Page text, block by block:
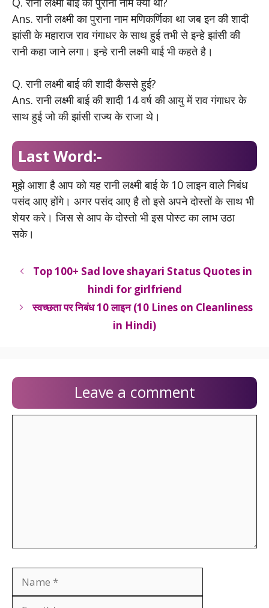
Ans. रानी लक्ष्मी का पुराना नाम मणिकर्णिका था जब इन की शादी
झांसी के महाराज राव गंगाधर के साथ हुई तभी से इन्हे झांसी की
रानी कहा जाने लगा। इन्हे रानी लक्ष्मी बाई भी कहते है।
Q. रानी लक्ष्मी बाई की शादी कैससे हुई?
Ans. रानी लक्ष्मी बाई की शादी 14 वर्ष की आयु में राव गंगाधर के
साथ हुई जो की झांसी राज्य के राजा थे।
Last Word:-
मुझे आशा है आप को यह रानी लक्ष्मी बाई के 10 लाइन वाले निबंध
पसंद आए होंगे। अगर पसंद आए है तो इसे अपने दोस्तों के साथ भी
शेयर करे। जिस से आप के दोस्तो भी इस पोस्ट का लाभ उठा
सके।
Top 100+ Sad love shayari Status Quotes in
hindi for girlfriend
स्वच्छता पर निबंध 10 लाइन (10 Lines on Cleanliness
in Hindi)
Leave a comment